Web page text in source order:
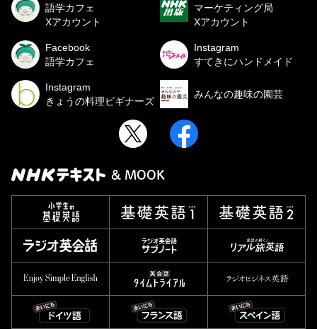
語学カフェ
Xアカウント
マーケティング局
Xアカウント
Facebook
語学カフェ
Instagram
すてきにハンドメイド
Instagram
きょうの料理ビギナーズ
みんなの趣味の園芸
& MOOK